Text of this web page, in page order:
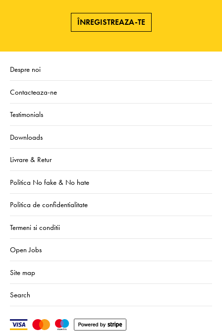
ÎNREGISTREAZA-TE
Despre noi
Contacteaza-ne
Testimonials
Downloads
Livrare & Retur
Politica No fake & No hate
Politica de confidentialitate
Termeni si conditii
Open Jobs
Site map
Search